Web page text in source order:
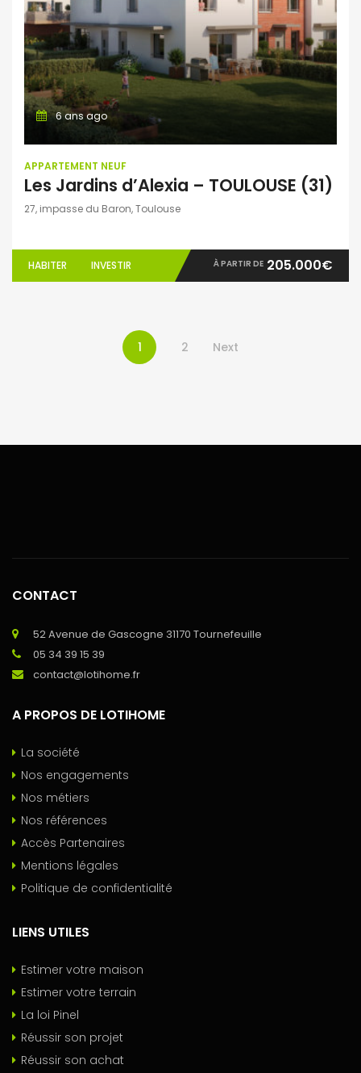
6 ans ago
APPARTEMENT NEUF
Les Jardins d’Alexia – TOULOUSE (31)
27, impasse du Baron, Toulouse
HABITER INVESTIR À PARTIR DE 205.000€
1 2 Next
CONTACT
52 Avenue de Gascogne 31170 Tournefeuille
05 34 39 15 39
contact@lotihome.fr
A PROPOS DE LOTIHOME
La société
Nos engagements
Nos métiers
Nos références
Accès Partenaires
Mentions légales
Politique de confidentialité
LIENS UTILES
Estimer votre maison
Estimer votre terrain
La loi Pinel
Réussir son projet
Réussir son achat